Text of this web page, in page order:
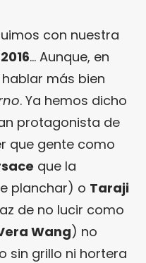
con nuestra
… Aunque, en
más bien
. Ya hemos dicho
protagonista de
que gente como
que la
planchar) o Taraji
de no lucir como
Wang) no
sin grillo ni hortera